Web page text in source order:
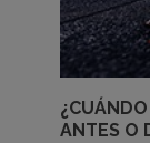
ANTES O